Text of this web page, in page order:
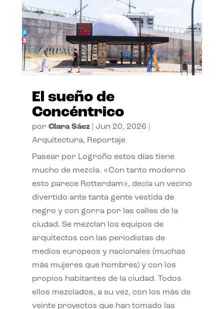
El sueño de
Concéntrico
por Clara Sáez| Jun 20, 2026
Arquitectura, Reportaje
Pasear por Logroño estos días tiene
mucho de mezcla. «Con tanto moderno
esto parece Rotterdam», decía un vecino
divertido ante tanta gente vestida de
negro y con gorra por las calles de la
ciudad. Se mezclan los equipos de
arquitectos con las periodistas de
medios europeos y nacionales (muchas
más mujeres que hombres) y con los
propios habitantes de la ciudad. Todos
ellos mezclados, a su vez, con los más de
veinte proyectos que han tomado las